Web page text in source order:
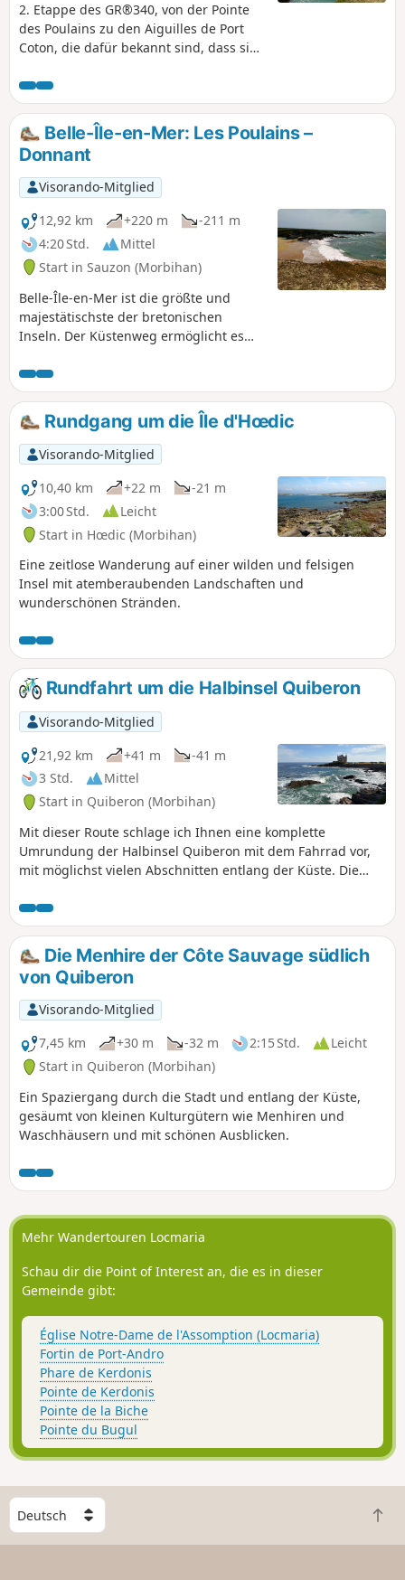
2. Etappe des GR®340, von der Pointe
des Poulains zu den Aiguilles de Port
Coton, die dafür bekannt sind, dass sie
wurden.
Belle-Île-en-Mer: Les Poulains –
Donnant
Visorando-Mitglied
12,92 km
+220 m
-211 m
4:20 Std.
Mittel
Start in Sauzon (Morbihan)
Belle-Île-en-Mer ist die größte und
majestätischste der bretonischen
Inseln. Der Küstenweg ermöglicht es
Schönheit sowie die Vielfalt der
Landschaften zu genießen. Diese
Wanderung verläuft an der Südküste
(der „wilden Küste“), die den Winden
des Atlantiks ausgesetzt ist. Die
zerklüfteten Klippen, bedeckt mit
karger, farbenfroher Heide, bilden ein
unglaubliches Bild.
Rundgang um die Île d'Hœdic
Visorando-Mitglied
10,40 km
+22 m
-21 m
3:00 Std.
Leicht
Start in Hœdic (Morbihan)
Eine zeitlose Wanderung auf einer wilden und felsigen
Insel mit atemberaubenden Landschaften und
wunderschönen Stränden.
Rundfahrt um die Halbinsel Quiberon
Visorando-Mitglied
21,92 km
+41 m
-41 m
3 Std.
Mittel
Start in Quiberon (Morbihan)
Mit dieser Route schlage ich Ihnen eine komplette
Umrundung der Halbinsel Quiberon mit dem Fahrrad vor,
mit möglichst vielen Abschnitten entlang der Küste. Die
Quiberon, entlang der wilden Küste und anschließend an
der Buchtseite entlang. Diese Route weist keine besonderen
Schwierigkeiten auf – das Einzige, was Sie zum Anhalten
bewegen wird, sind die Aussichtspunkte!
Die Menhire der Côte Sauvage südlich
von Quiberon
Visorando-Mitglied
7,45 km
+30 m -32 m 2:15 Std.
Leicht
Start in Quiberon (Morbihan)
Ein Spaziergang durch die Stadt und entlang der Küste,
gesäumt von kleinen Kulturgütern wie Menhiren und
Waschhäusern und mit schönen Ausblicken.
Mehr Wandertouren Locmaria
Schau dir die Point of Interest an, die es in dieser
Gemeinde gibt:
Église Notre-Dame de l'Assomption (Locmaria)
Fortin de Port-Andro
Phare de Kerdonis
Pointe de Kerdonis
Pointe de la Biche
Pointe du Bugul
W
ä
h
Z
u